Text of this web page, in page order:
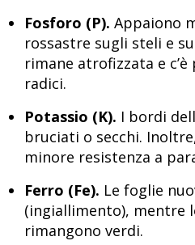
Fosforo (P). Appaiono
rossastre sugli steli e
rimane atrofizzata e
radici.
Potassio (K). I bordi
bruciati o secchi.
minore resistenza a
Ferro (Fe). Le foglie
(ingiallimento), mentre
rimangono verdi.